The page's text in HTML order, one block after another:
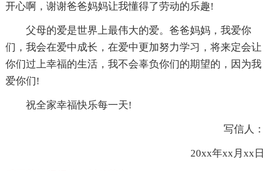
开心啊，谢谢爸爸妈妈让我懂得了劳动的乐趣!
父母的爱是世界上最伟大的爱。爸爸妈妈，我爱你
们，我会在爱中成长，在爱中更加努力学习，将来定会让
你们过上幸福的生活，我不会辜负你们的期望的，因为我
爱你们!
祝全家幸福快乐每一天!
写信人：
20xx年xx月xx日